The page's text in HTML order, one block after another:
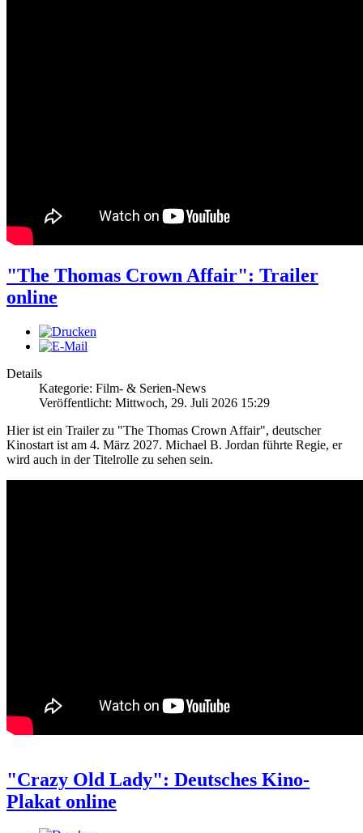
"The Thomas Crown Affair": Trailer
online
Details
Kategorie: Film- & Serien-News
Veröffentlicht: Mittwoch, 29. Juli 2026 15:29
Hier ist ein Trailer zu "The Thomas Crown Affair", deutscher
Kinostart ist am 4. März 2027. Michael B. Jordan führte Regie, er
wird auch in der Titelrolle zu sehen sein.
"Crazy Old Lady": Deutsches Kino-
Plakat online